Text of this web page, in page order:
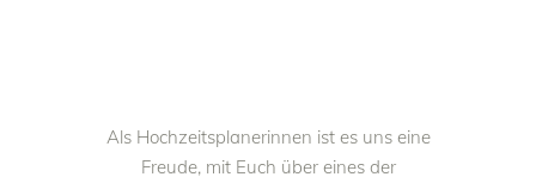
Als Hochzeitsplanerinnen ist es uns eine
Freude, mit Euch über eines der